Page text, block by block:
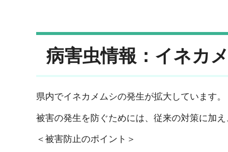
病害虫情報：イネカ
県内でイネカメムシの発生が拡大しています。
被害の発生を防ぐためには、従来の対策に加え
＜被害防止のポイント＞